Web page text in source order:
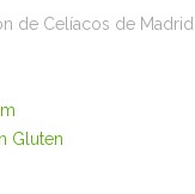
de Celíacos de Madrid
Gluten